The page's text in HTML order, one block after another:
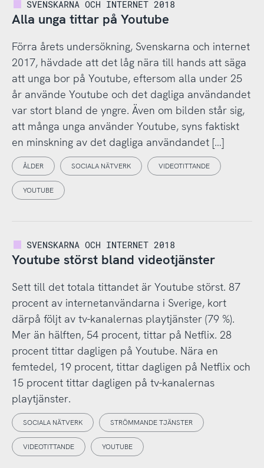
SVENSKARNA OCH INTERNET 2018
Alla unga tittar på Youtube
Förra årets undersökning, Svenskarna och internet
2017, hävdade att det låg nära till hands att säga
att unga bor på Youtube, eftersom alla under 25
år använde Youtube och det dagliga användandet
var stort bland de yngre. Även om bilden står sig,
att många unga använder Youtube, syns faktiskt
en minskning av det dagliga användandet […]
ÅLDER SOCIALA NÄTVERK VIDEOTITTANDE
YOUTUBE
SVENSKARNA OCH INTERNET 2018
Youtube störst bland videotjänster
Sett till det totala tittandet är Youtube störst. 87
procent av internetanvändarna i Sverige, kort
därpå följt av tv-kanalernas playtjänster (79 %).
Mer än hälften, 54 procent, tittar på Netflix. 28
procent tittar dagligen på Youtube. Nära en
femtedel, 19 procent, tittar dagligen på Netflix och
15 procent tittar dagligen på tv-kanalernas
playtjänster.
SOCIALA NÄTVERK STRÖMMANDE TJÄNSTER
VIDEOTITTANDE YOUTUBE